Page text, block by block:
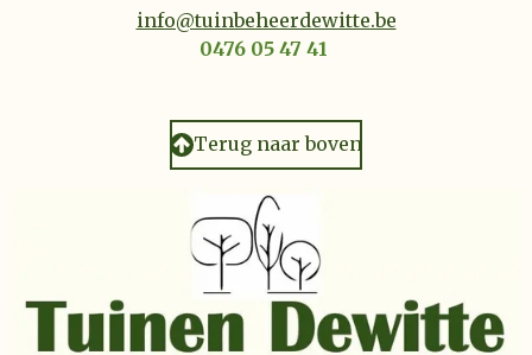
info@tuinbeheerdewitte.be
0476 05 47 41
Terug naar boven